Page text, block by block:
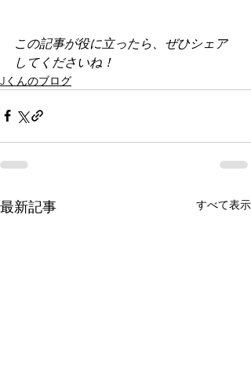
この記事が役に立ったら、ぜひシェア
してくださいね！
Jくんのブログ
最新記事 すべて表示